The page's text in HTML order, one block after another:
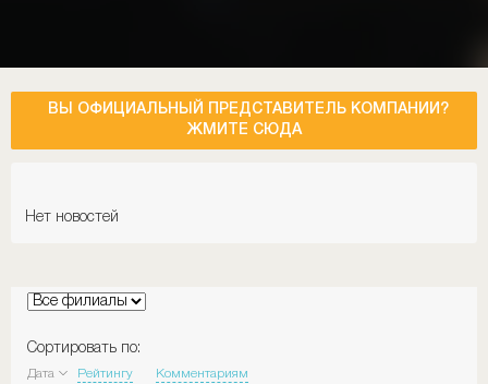
ВЫ ОФИЦИАЛЬНЫЙ ПРЕДСТАВИТЕЛЬ КОМПАНИИ?
ЖМИТЕ СЮДА
Нет новостей
Сортировать по:
Дата Рейтингу Комментариям